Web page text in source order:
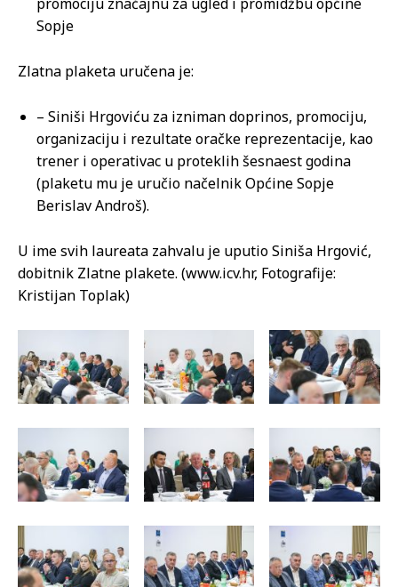
Sopje
Zlatna plaketa uručena je:
– Siniši Hrgoviću za izniman doprinos, promociju,
organizaciju i rezultate oračke reprezentacije, kao
trener i operativac u proteklih šesnaest godina
(plaketu mu je uručio načelnik Općine Sopje
Berislav Androš).
U ime svih laureata zahvalu je uputio Siniša Hrgović,
dobitnik Zlatne plakete. (www.icv.hr, Fotografije:
Kristijan Toplak)